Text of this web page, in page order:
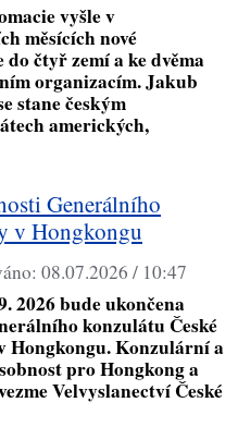
vyšle v
měsících nové
do čtyř zemí a ke dvěma
organizacím. Jakub
stane českým
amerických,
Generálního
v Hongkongu
08.07.2026 / 10:47
2026 bude ukončena
konzulátu České
Hongkongu. Konzulární a
pro Hongkong a
Velvyslanectví České